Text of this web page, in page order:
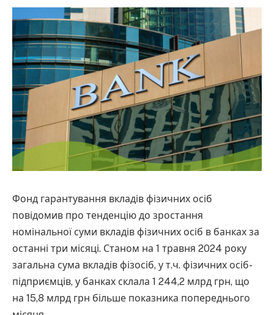
Фонд гарантування вкладів фізичних осіб
повідомив про тенденцію до зростання
номінальної суми вкладів фізичних осіб в банках за
останні три місяці. Станом на 1 травня 2024 року
загальна сума вкладів фізосіб, у т.ч. фізичних осіб-
підприємців, у банках склала 1 244,2 млрд грн, що
на 15,8 млрд грн більше показника попереднього